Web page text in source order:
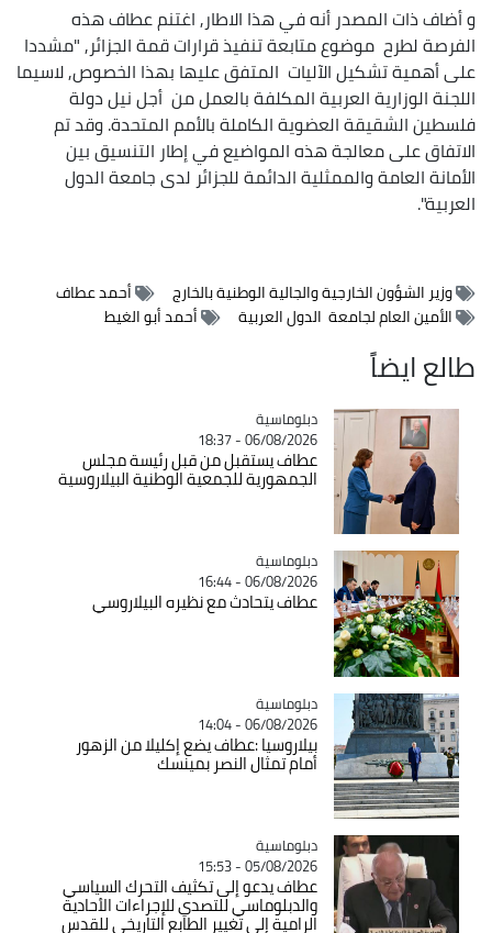
و أضاف ذات المصدر أنه في هذا الاطار, اغتنم عطاف هذه
الفرصة لطرح موضوع متابعة تنفيذ قرارات قمة الجزائر, "مشددا
على أهمية تشكيل الآليات المتفق عليها بهذا الخصوص, لاسيما
اللجنة الوزارية العربية المكلفة بالعمل من أجل نيل دولة
فلسطين الشقيقة العضوية الكاملة بالأمم المتحدة. وقد تم
الاتفاق على معالجة هذه المواضيع في إطار التنسيق بين
الأمانة العامة والممثلية الدائمة للجزائر لدى جامعة الدول
العربية".
وزير الشؤون الخارجية والجالية الوطنية بالخارج
أحمد عطاف
الأمين العام لجامعة الدول العربية
أحمد أبو الغيط
طالع ايضاً
Catégorie
دبلوماسية
06/08/2026 - 18:37
عطاف يستقبل من قبل رئيسة مجلس
الجمهورية للجمعية الوطنية البيلاروسية
Catégorie
دبلوماسية
06/08/2026 - 16:44
عطاف يتحادث مع نظيره البيلاروسي
Catégorie
دبلوماسية
06/08/2026 - 14:04
بيلاروسيا :عطاف يضع إكليلا من الزهور
أمام تمثال النصر بمينسك
Catégorie
دبلوماسية
05/08/2026 - 15:53
عطاف يدعو إلى تكثيف التحرك السياسي
والدبلوماسي للتصدي للإجراءات الأحادية
الرامية إلى تغيير الطابع التاريخي للقدس